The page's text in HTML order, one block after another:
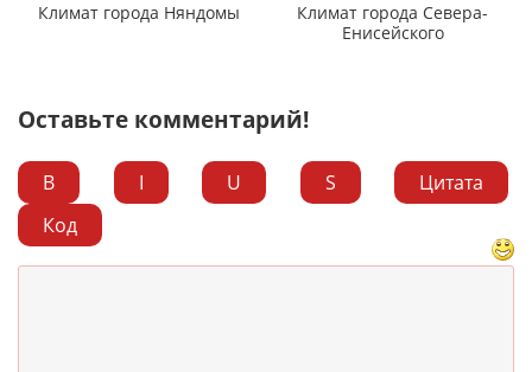
Климат города Няндомы
Климат города Севера-
Енисейского
Оставьте комментарий!
B I U S
Цитата
Код